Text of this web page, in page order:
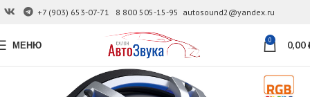
+7 (903) 653-07-71 8 800 505-15-95 autosound2@yandex.ru
МЕНЮ 0 0,00